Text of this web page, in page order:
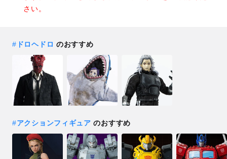
さい。
# ドロヘドロ のおすすめ
#アクションフィギュア のおすすめ